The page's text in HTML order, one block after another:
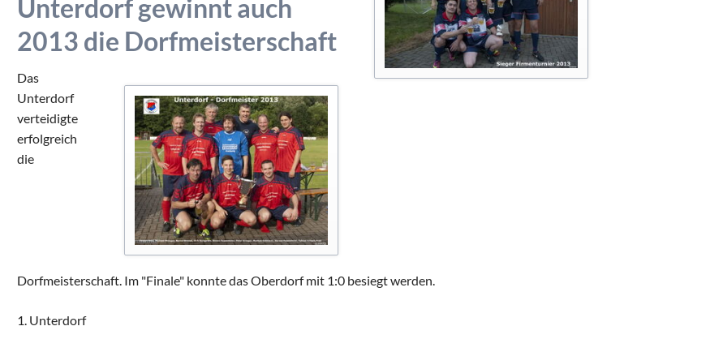
Archivberichte 2020-2022
Archivberichte 2023-2024
Kleinfeldturniere
Sportgelände
Grümpelturnier
Dorfmeisterschaften
Fasnacht
Diverse
Unterdorf gewinnt auch
2013 die Dorfmeisterschaft
Das
Unterdorf
verteidigte
erfolgreich
die
Dorfmeisterschaft. Im "Finale" konnte das Oberdorf mit 1:0 besiegt werden.
1. Unterdorf